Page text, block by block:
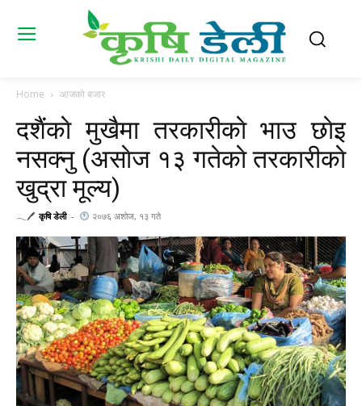
Home आजको बजार
दशैंकाे मुखैमा तरकारीकाे भाउ छाेइ
नसक्नु (असाेज १३ गतेकाे तरकारीकाे
खुद्रा मूल्य)
𓂃🖊 कृषि डेली - २०७६ अशोज, १३ गते